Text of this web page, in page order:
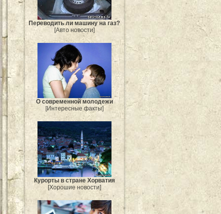
Переводить ли машину на газ?
[Авто новости]
О современной молодежи
[Интересные факты]
Курорты в стране Хорватия
[Хорошие новости]